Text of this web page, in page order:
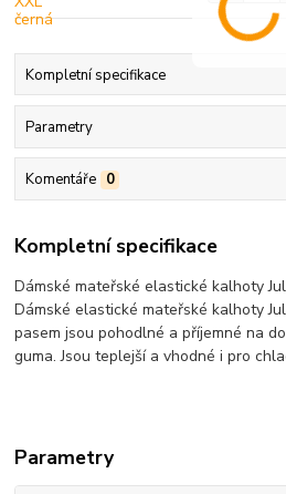
Kompletní specifikace
Parametry
Komentáře 0
Kompletní specifikace
Dámské mateřské elastické kalhoty
Dámské elastické mateřské kalhoty
pasem jsou pohodlné a příjemné na
guma. Jsou teplejší a vhodné i pro
Parametry